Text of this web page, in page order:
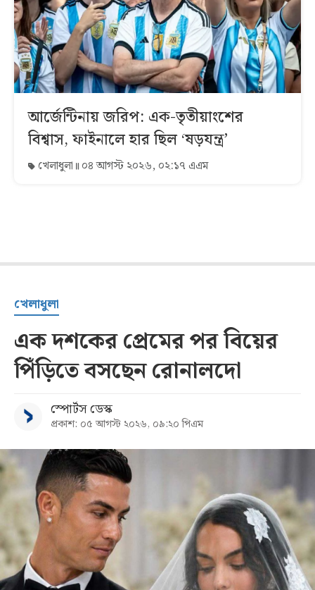
আর্জেন্টিনায় জরিপ: এক-তৃতীয়াংশের
বিশ্বাস, ফাইনালে হার ছিল ‘ষড়যন্ত্র’
খেলাধুলা ০৪ আগস্ট ২০২৬, ০২:১৭ এএম
খেলাধুলা
এক দশকের প্রেমের পর বিয়ের
পিঁড়িতে বসছেন রোনালদো
স্পোর্টস ডেস্ক
প্রকাশ: ০৫ আগস্ট ২০২৬, ০৯:২০ পিএম